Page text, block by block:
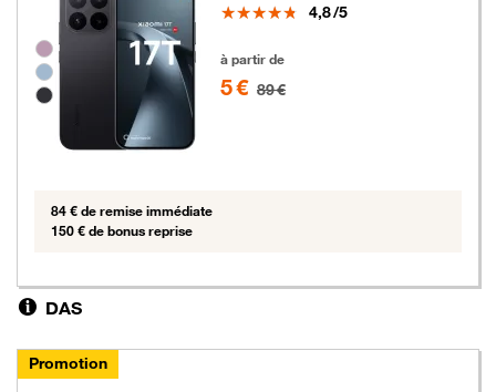
Groupe de couleurs disponibles non sélectionnables
Note
4,8/5
à partir de
5 € 89 €
84 € de remise immédiate
150 € de bonus reprise
DAS
Promotion